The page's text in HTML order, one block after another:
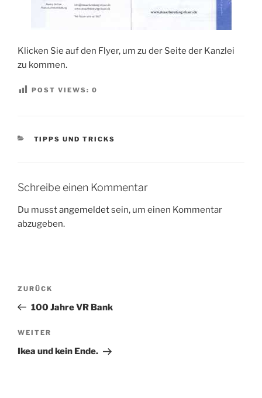
Klicken Sie auf den Flyer, um zu der Seite der Kanzlei
zu kommen.
POST VIEWS: 0
KATEGORIEN
TIPPS UND TRICKS
Schreibe einen Kommentar
Du musstangemeldetsein, um einen Kommentar
abzugeben.
Beitragsnavigation
Vorheriger
Beitrag
ZURÜCK
100 Jahre VR Bank
Nächster
Beitrag
WEITER
Ikea und kein Ende.